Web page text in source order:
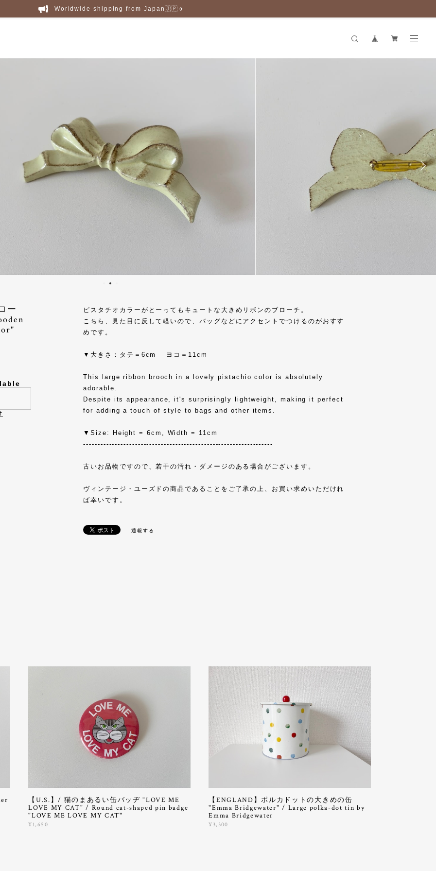
Worldwide shipping from Japan🇯🇵✈️
ー
ピスタチオカラーがとーってもキュートな大きめリボンのブローチ。
こちら、見た目に反して軽いので、バッグなどにアクセントでつけるのがおすす
めです。
▼大きさ：タテ＝6cm ヨコ＝11cm
This large ribbon brooch in a lovely pistachio color is absolutely
adorable.
Despite its appearance, it's surprisingly lightweight, making it perfect
for adding a touch of style to bags and other items.
▼Size: Height = 6cm, Width = 11cm
------------------------------------------------------------------
古いお品物ですので、若干の汚れ・ダメージのある場合がございます。
ヴィンテージ・ユーズドの商品であることをご了承の上、お買い求めいただけれ
ば幸いです。
通報する
【U.S.】/ 猫のまあるい缶バッヂ "LOVE ME
LOVE MY CAT" / Round cat-shaped pin badge
"LOVE ME LOVE MY CAT"
¥1,650
【ENGLAND】ポルカドットの大きめの缶
"Emma Bridgewater" / Large polka-dot tin by
Emma Bridgewater
¥3,300